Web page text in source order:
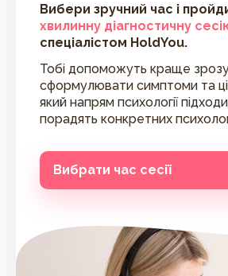
Вибери зручний час і
хвилинну діагностичну
спеціалістом HoldYou.
Тобі допоможуть краще
сформулювати симптоми та
який напрям психології
порадять конкретних
Вибрати час сесії